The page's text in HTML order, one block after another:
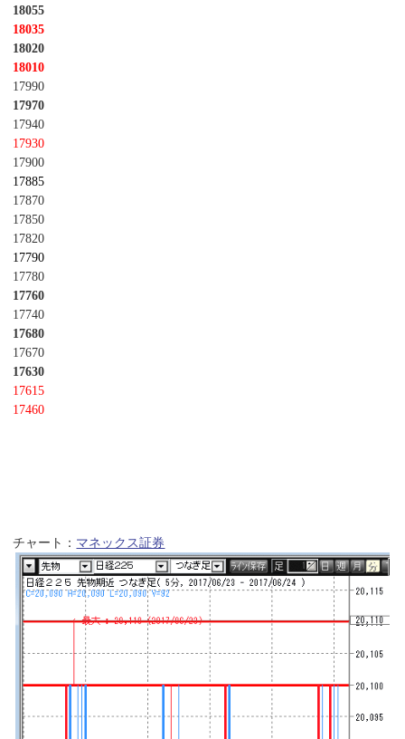
18055
18035
18020
18010
17990
17970
17940
17930
17900
17885
17870
17850
17820
17790
17780
17760
17740
17680
17670
17630
17615
17460
チャート： マネックス証券